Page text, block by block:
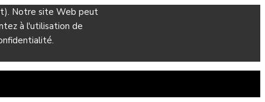
Notre site Web peut
à l'utilisation de